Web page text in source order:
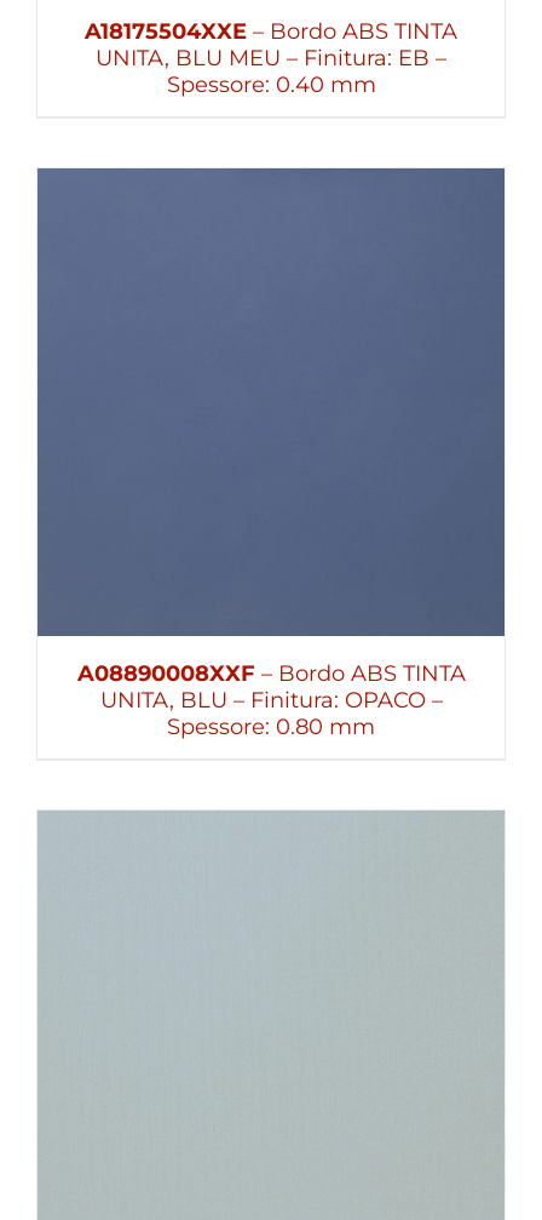
A18175504XXE – Bordo ABS TINTA
UNITA, BLU MEU – Finitura: EB –
Spessore: 0.40 mm
A08890008XXF – Bordo ABS TINTA
UNITA, BLU – Finitura: OPACO –
Spessore: 0.80 mm